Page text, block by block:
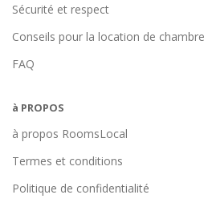
Sécurité et respect
Conseils pour la location de
FAQ
à PROPOS
à propos RoomsLocal
Termes et conditions
Politique de confidentialité